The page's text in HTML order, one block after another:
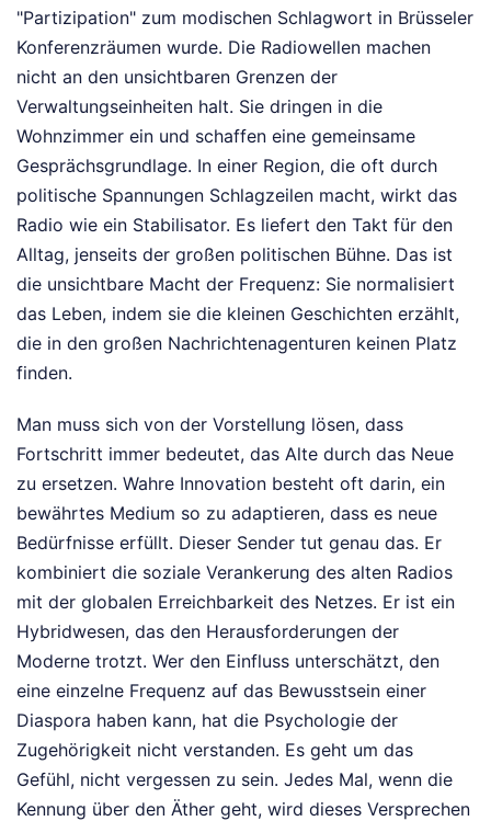
"Partizipation" zum modischen Schlagwort in Brüsseler
Konferenzräumen wurde. Die Radiowellen machen
nicht an den unsichtbaren Grenzen der
Verwaltungseinheiten halt. Sie dringen in die
Wohnzimmer ein und schaffen eine gemeinsame
Gesprächsgrundlage. In einer Region, die oft durch
politische Spannungen Schlagzeilen macht, wirkt das
Radio wie ein Stabilisator. Es liefert den Takt für den
Alltag, jenseits der großen politischen Bühne. Das ist
die unsichtbare Macht der Frequenz: Sie normalisiert
das Leben, indem sie die kleinen Geschichten erzählt,
die in den großen Nachrichtenagenturen keinen Platz
finden.
Man muss sich von der Vorstellung lösen, dass
Fortschritt immer bedeutet, das Alte durch das Neue
zu ersetzen. Wahre Innovation besteht oft darin, ein
bewährtes Medium so zu adaptieren, dass es neue
Bedürfnisse erfüllt. Dieser Sender tut genau das. Er
kombiniert die soziale Verankerung des alten Radios
mit der globalen Erreichbarkeit des Netzes. Er ist ein
Hybridwesen, das den Herausforderungen der
Moderne trotzt. Wer den Einfluss unterschätzt, den
eine einzelne Frequenz auf das Bewusstsein einer
Diaspora haben kann, hat die Psychologie der
Zugehörigkeit nicht verstanden. Es geht um das
Gefühl, nicht vergessen zu sein. Jedes Mal, wenn die
Kennung über den Äther geht, wird dieses Versprechen